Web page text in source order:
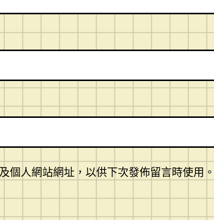
個人網站網址，以供下次發佈留言時使用